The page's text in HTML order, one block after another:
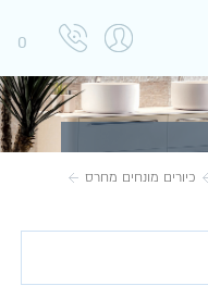
0
כיורים מונחים מחרס